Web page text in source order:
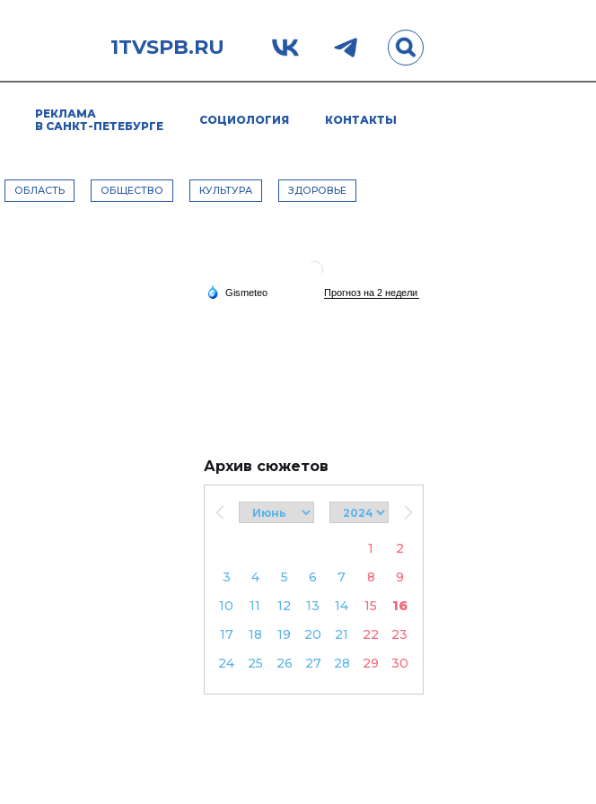
1TVSPB.RU
РЕКЛАМА
В САНКТ-ПЕТЕБУРГЕ
СОЦИОЛОГИЯ КОНТАКТЫ
ОБЛАСТЬ ОБЩЕСТВО КУЛЬТУРА ЗДОРОВЬЕ
Архив сюжетов
1
2
3
4 5 6 7 8
9
10
11 12 13 14 15
16
17
18 19 20 21 22
23
24
25 26 27 28 29 30